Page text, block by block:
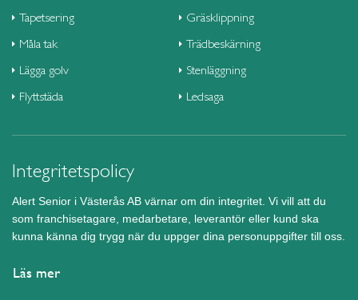
Tapetsering
Måla tak
Lägga golv
Flyttstäda
Gräsklippning
Trädbeskärning
Stenläggning
Ledsaga
Integritetspolicy
Alert Senior i Västerås AB värnar om din integritet. Vi vill att du
som franchisetagare, medarbetare, leverantör eller kund ska
kunna känna dig trygg när du uppger dina personuppgifter till oss.
Läs mer